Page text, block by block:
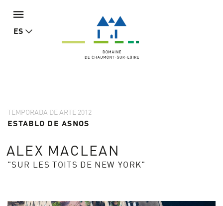
ES
TEMPORADA DE ARTE 2012
ESTABLO DE ASNOS
ALEX MACLEAN
"SUR LES TOITS DE NEW YORK"